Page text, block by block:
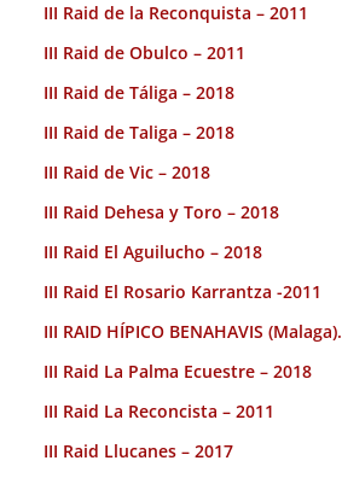
III Raid de la Reconquista – 2011
III Raid de Obulco – 2011
III Raid de Táliga – 2018
III Raid de Taliga – 2018
III Raid de Vic – 2018
III Raid Dehesa y Toro – 2018
III Raid El Aguilucho – 2018
III Raid El Rosario Karrantza -2011
III RAID HÍPICO BENAHAVIS (Malaga).
III Raid La Palma Ecuestre – 2018
III Raid La Reconcista – 2011
III Raid Llucanes – 2017